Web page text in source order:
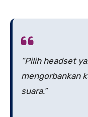
“Pilih headset
mengorbankan
suara.”